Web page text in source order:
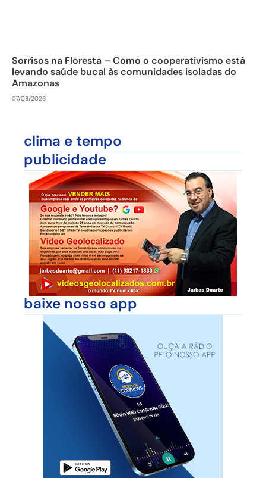
Sorrisos na Floresta – Como o cooperativismo está
levando saúde bucal às comunidades isoladas do
Amazonas
07/08/2026
clima e tempo
publicidade
baixe nosso app